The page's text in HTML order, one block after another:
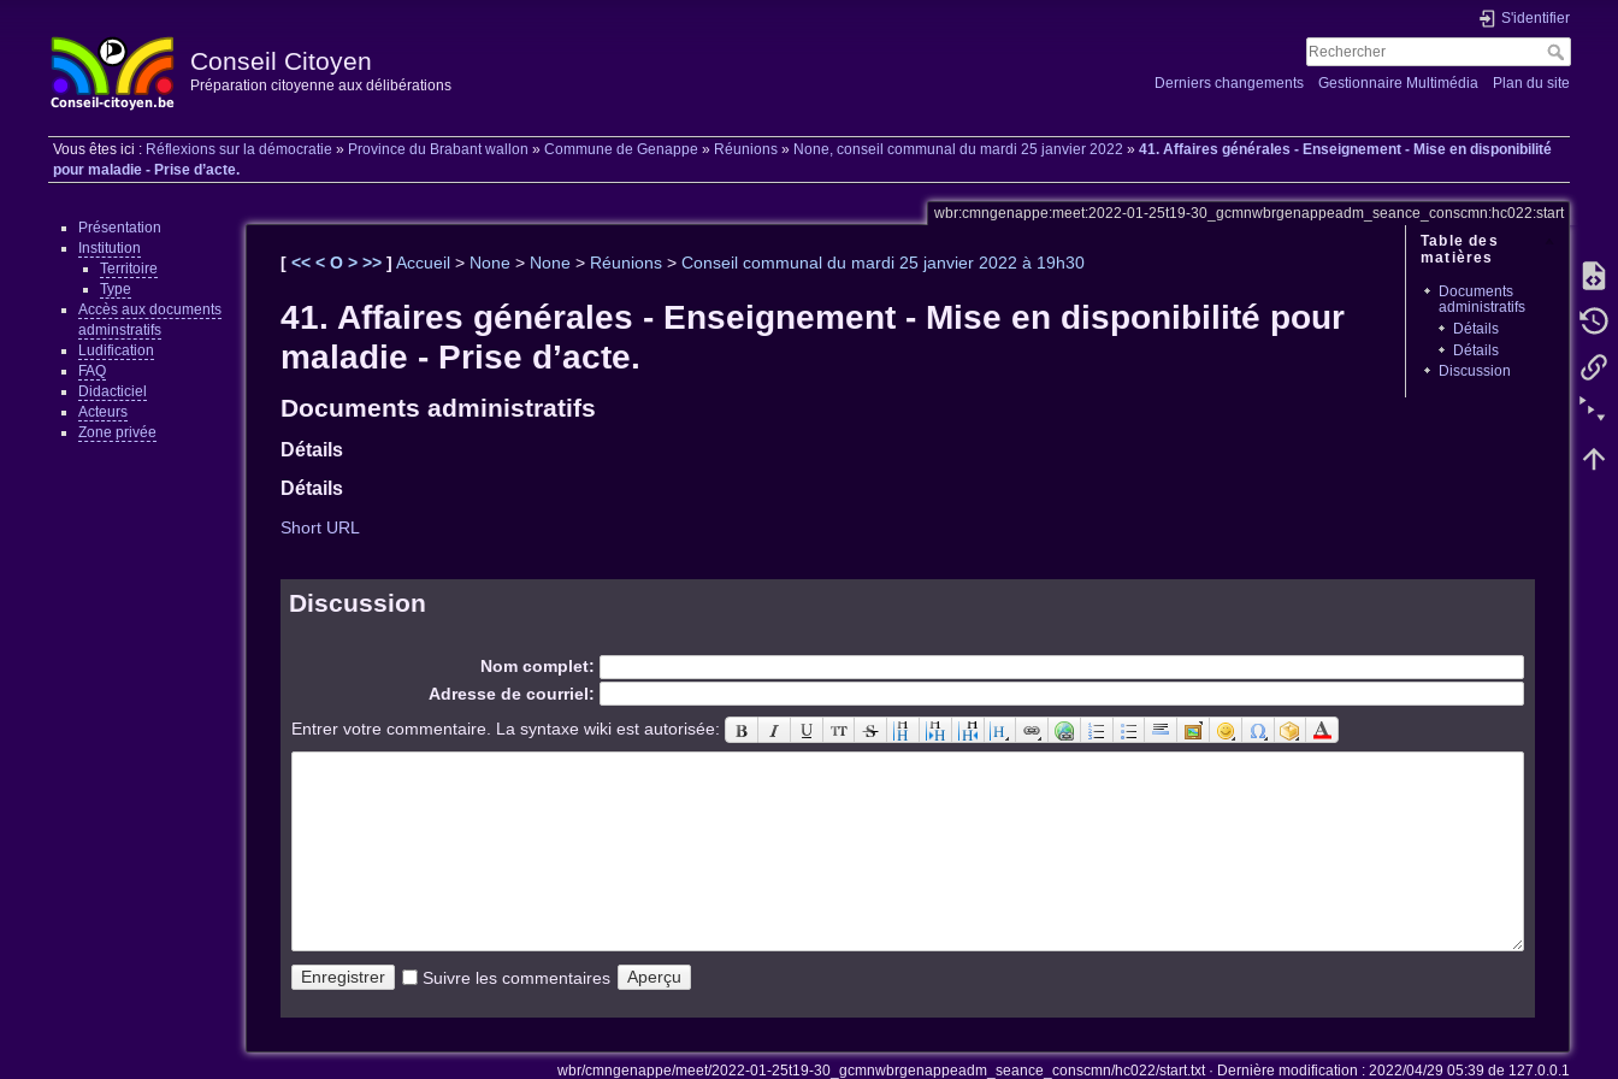
Conseil Citoyen
Préparation citoyenne aux délibérations
S'identifier
Derniers changements Gestionnaire Multimédia Plan du site
Vous êtes ici : Réflexions sur la démocratie » Province du Brabant wallon »Commune de Genappe » Réunions » None, conseil communal du mardi 25 janvier 2022 »41. Affaires générales - Enseignement - Mise en disponibilité
pour maladie - Prise d’acte.
Présentation
Institution
Territoire
Type
Accès aux documents
adminstratifs
Ludification
FAQ
Didacticiel
Acteurs
Zone privée
wbr:cmngenappe:meet:2022-01-25t19-30_gcmnwbrgenappeadm_seance_conscmn:hc022:start
Table des
matières
Documents
administratifs
Détails
Détails
Discussion
[<<<O>>>] Accueil > None > None > Réunions >Conseil communal du mardi 25 janvier 2022 à 19h30
41. Affaires générales - Enseignement - Mise en disponibilité pour
maladie - Prise d’acte.
Documents administratifs
Détails
Détails
Short URL
Discussion
Nom complet:
Adresse de courriel:
Entrer votre commentaire. La syntaxe wiki est autorisée:
Suivre les commentaires
wbr/cmngenappe/meet/2022-01-25t19-30_gcmnwbrgenappeadm_seance_conscmn/hc022/start.txt· Dernière modification : 2022/04/29 05:39 de 127.0.0.1